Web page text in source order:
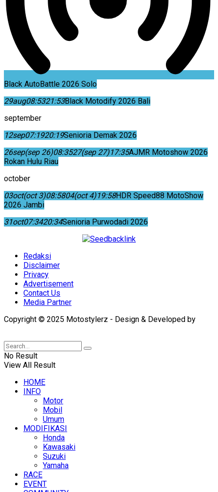
Black AutoBattle 2026 Solo
29aug08:5321:53Black Motodify 2026 Bali
september
12sep07:1920:19Senioria Demak 2026
26sep(sep 26)08:3527(sep 27)17:35AJMR Motoshow 2026
Rokan Hulu Riau
october
03oct(oct 3)08:5804(oct 4)19:58HDR Speed88 MotoShow
2026 Jambi
31oct07:3420:34Senioria Purwodadi 2026
Redaksi
Disclaimer
Privacy
Advertisement
Contact Us
Media Partner
Copyright © 2025 Motostylerz - Design & Developed by
No Result
View All Result
HOME
INFO
Motor
Mobil
Umum
MODIFIKASI
Honda
Kawasaki
Suzuki
Yamaha
RACE
EVENT